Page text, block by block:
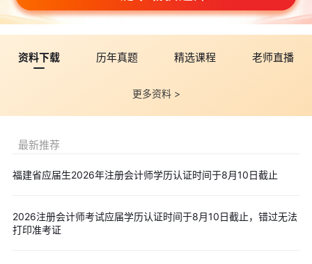
08:30-12:00 职业能力综合测试(试卷一)
14:00-17:30 职业能力综合测试(试卷二)
五、2026年cpa成绩查询时间
成绩并下载打印注会考试成绩单。
cpa成绩查询入口：https://cpaexam.cicpa.org.cn
或成绩与合格标准十分接近，可以考虑进行成绩复核。
需要对考试成绩复核的考生，可在成绩发布后第5个工作日起的
册会计师全国统一考试成绩复核办法》统一组织复核工作。
✅ 考点速记必备：2026注会六科
资料下载 历年真题 精选课程 老师直播
更多资料 >
最新推荐
福建省应届生2026年注册会计师学历认证时间于8月10日截止
2026注册会计师考试应届学历认证时间于8月10日截止，错过无法
打印准考证